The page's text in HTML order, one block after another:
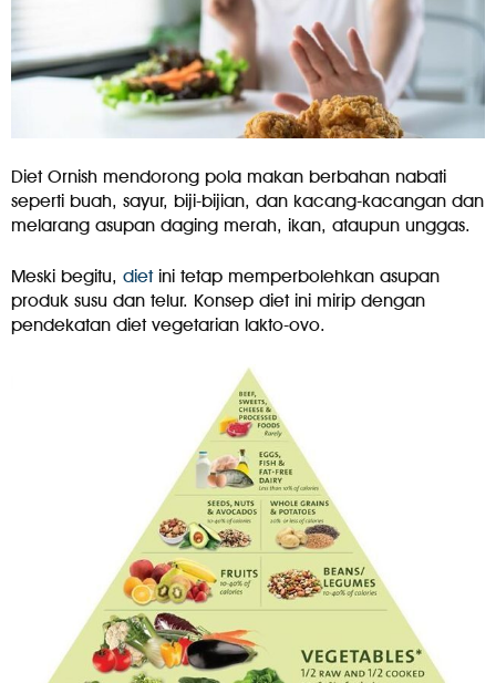
Diet Ornish mendorong pola makan berbahan nabati
seperti buah, sayur, biji-bijian, dan kacang-kacangan dan
melarang asupan daging merah, ikan, ataupun unggas.
Meski begitu, dietini tetap memperbolehkan asupan
produk susu dan telur. Konsep diet ini mirip dengan
pendekatan diet vegetarian lakto-ovo.